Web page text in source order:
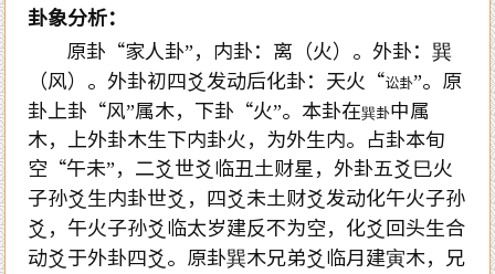
卦象分析：
原卦“家人卦”，内卦：离（火）。外卦：巽
（风）。外卦初四爻发动后化卦：天火“讼卦”。原
卦上卦“风”属木，下卦“火”。本卦在巽卦中属
木，上外卦木生下内卦火，为外生内。占卦本旬
空“午未”，二爻世爻临丑土财星，外卦五爻巳火
子孙爻生内卦世爻，四爻未土财爻发动化午火子孙
爻，午火子孙爻临太岁建反不为空，化爻回头生合
动爻于外卦四爻。原卦巽木兄弟爻临月建寅木，兄